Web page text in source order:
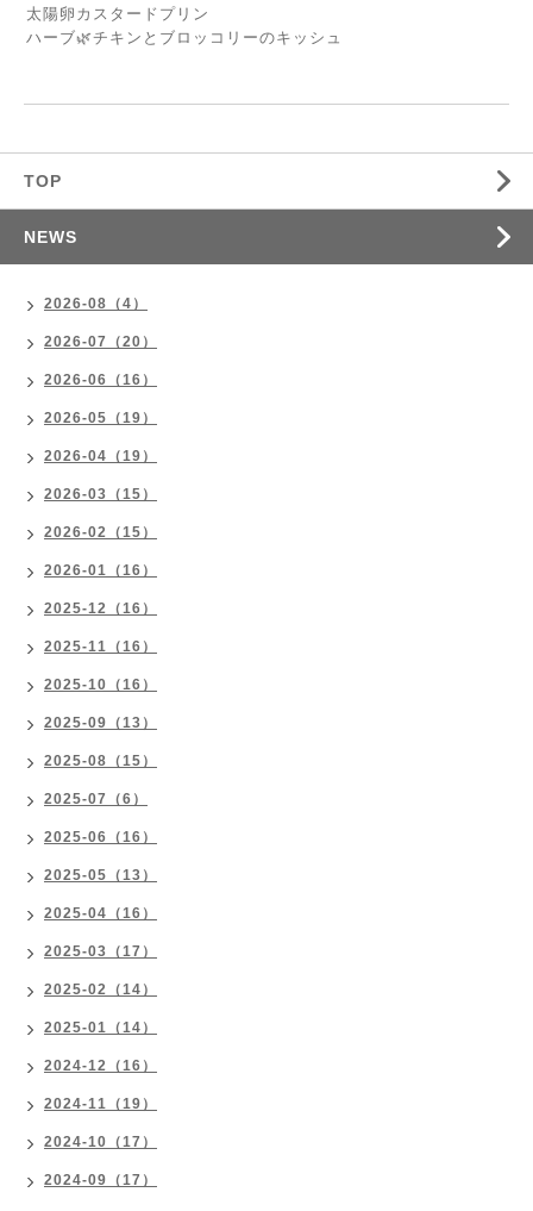
太陽卵カスタードプリン
ハーブ🌿チキンとブロッコリーのキッシュ
TOP
NEWS
2026-08（4）
2026-07（20）
2026-06（16）
2026-05（19）
2026-04（19）
2026-03（15）
2026-02（15）
2026-01（16）
2025-12（16）
2025-11（16）
2025-10（16）
2025-09（13）
2025-08（15）
2025-07（6）
2025-06（16）
2025-05（13）
2025-04（16）
2025-03（17）
2025-02（14）
2025-01（14）
2024-12（16）
2024-11（19）
2024-10（17）
2024-09（17）